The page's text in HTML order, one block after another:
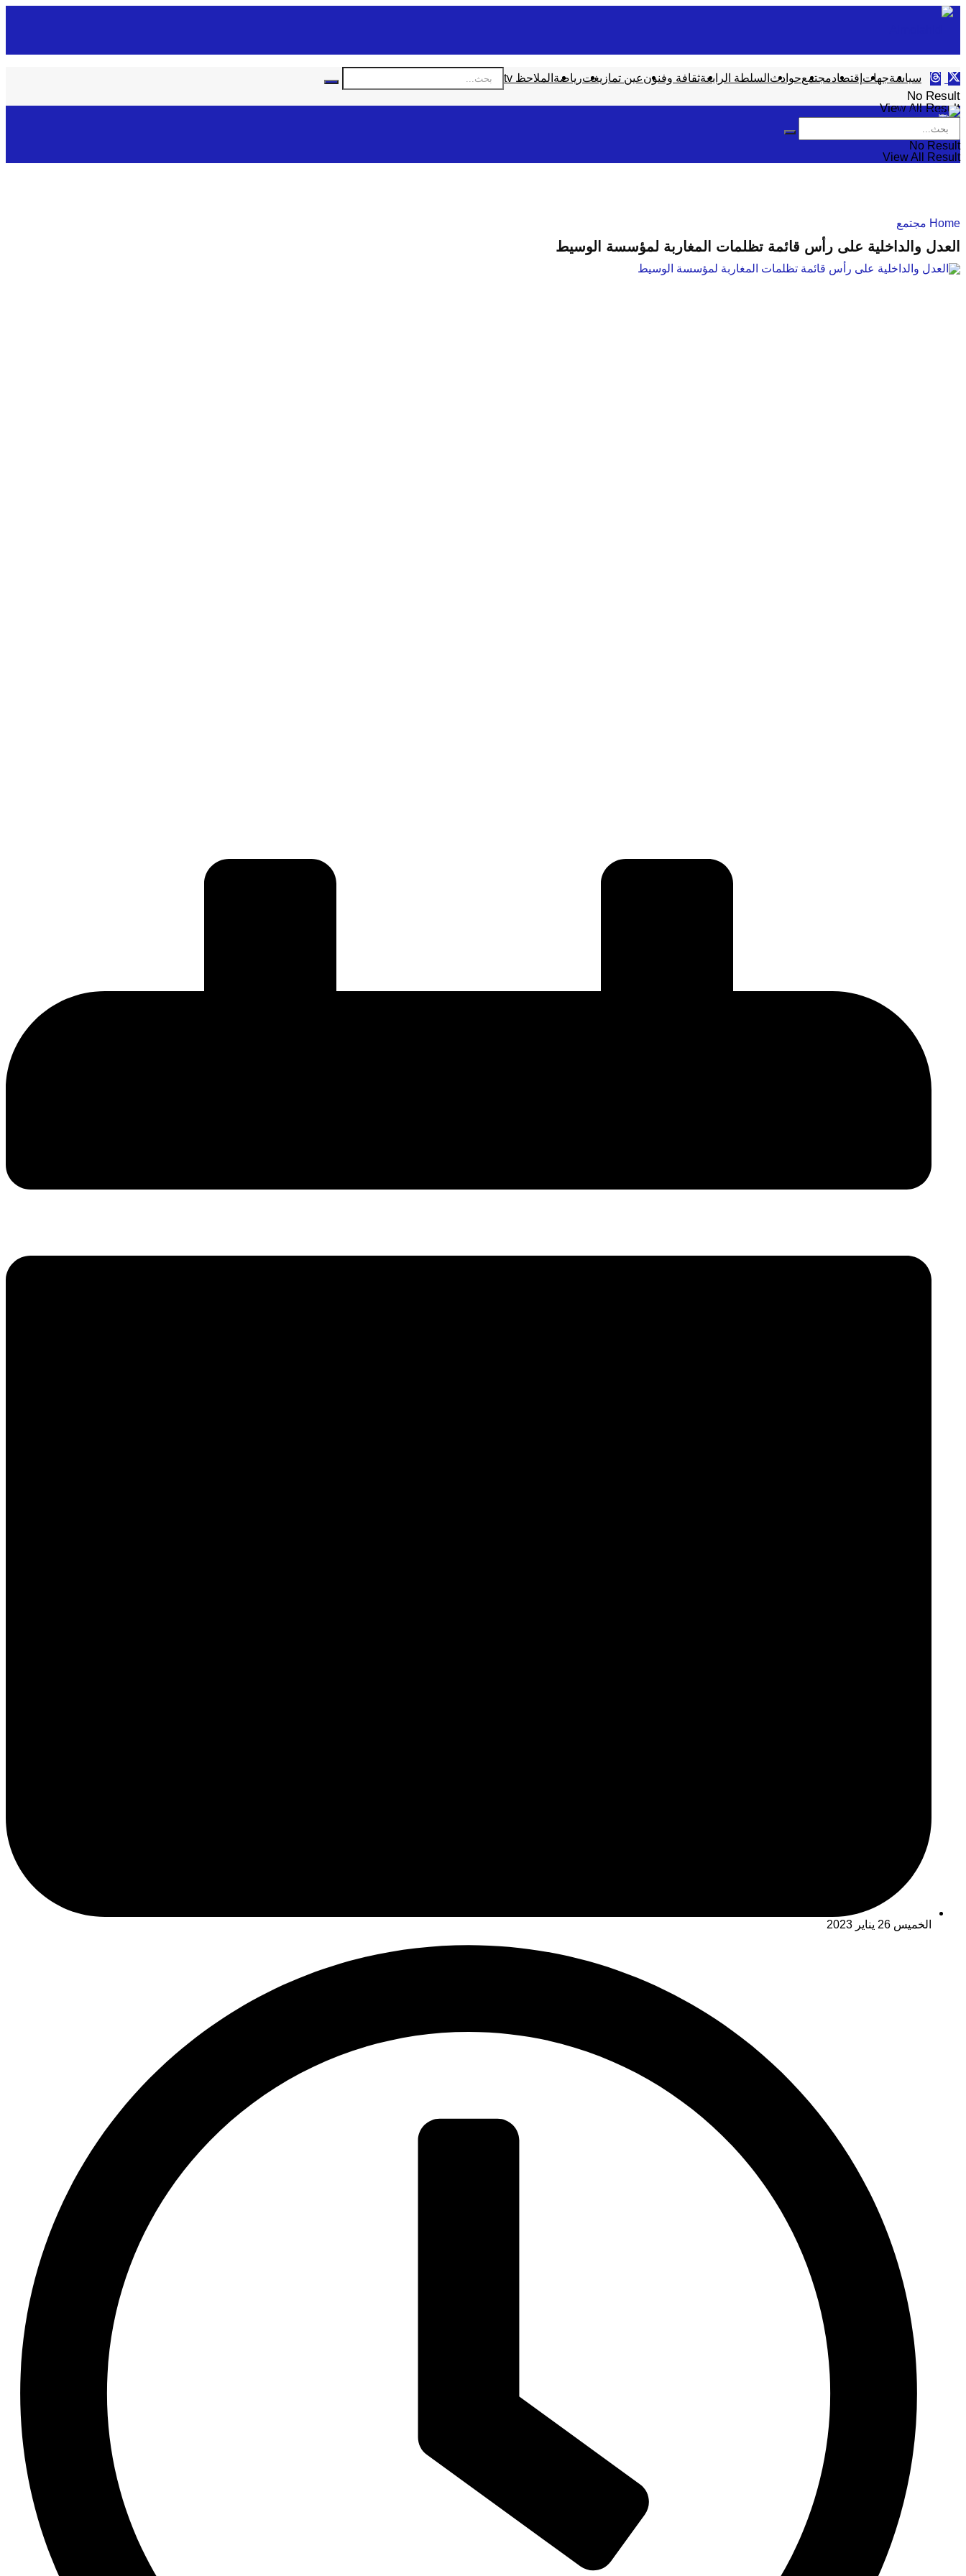
سياسةجهات إقتصادمجتمعحوادث السلطة الرابعةثقافة وفنونعين تمازيغترياضة الملاحظ tv
No Result
View All Result
No Result
View All Result
Home مجتمع
العدل والداخلية على رأس قائمة تظلمات المغاربة لمؤسسة الوسيط
الخميس 26 يناير 2023